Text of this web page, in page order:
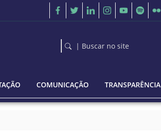
| Buscar no site
COMUNICAÇÃO TRANSPARÊNCIA